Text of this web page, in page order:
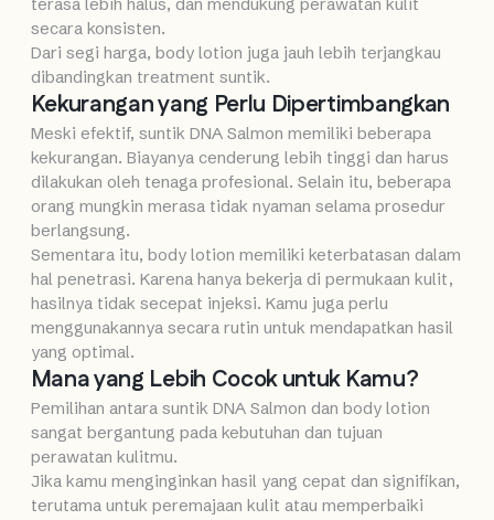
secara konsisten.
Dari segi harga, body lotion juga jauh lebih terjangkau
dibandingkan treatment suntik.
Kekurangan yang Perlu Dipertimbangkan
Meski efektif, suntik DNA Salmon memiliki beberapa
kekurangan. Biayanya cenderung lebih tinggi dan harus
dilakukan oleh tenaga profesional. Selain itu, beberapa
orang mungkin merasa tidak nyaman selama prosedur
berlangsung.
Sementara itu, body lotion memiliki keterbatasan dalam
hal penetrasi. Karena hanya bekerja di permukaan kulit,
hasilnya tidak secepat injeksi. Kamu juga perlu
menggunakannya secara rutin untuk mendapatkan hasil
yang optimal.
Mana yang Lebih Cocok untuk Kamu?
Pemilihan antara suntik DNA Salmon dan body lotion
sangat bergantung pada kebutuhan dan tujuan
perawatan kulitmu.
Jika kamu menginginkan hasil yang cepat dan signifikan,
terutama untuk peremajaan kulit atau memperbaiki